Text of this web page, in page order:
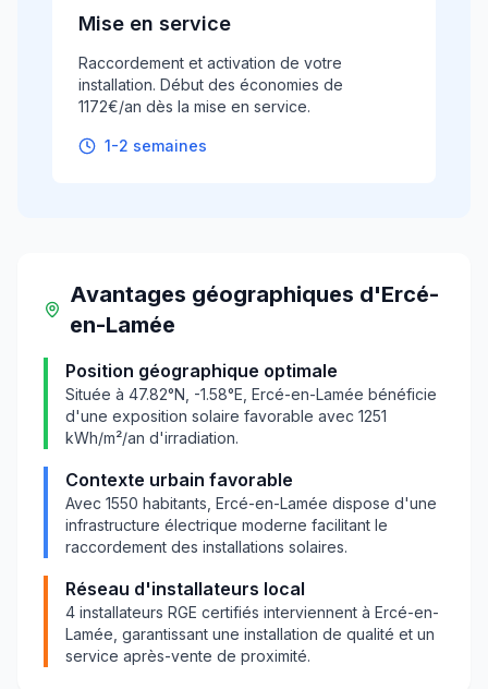
Mise en service
Raccordement et activation de votre
installation. Début des économies de
1172€/an dès la mise en service.
1-2 semaines
Avantages géographiques d'Ercé-
en-Lamée
Position géographique optimale
Située à 47.82°N, -1.58°E, Ercé-en-Lamée bénéficie
d'une exposition solaire favorable avec 1251
kWh/m²/an d'irradiation.
Contexte urbain favorable
Avec 1550 habitants, Ercé-en-Lamée dispose d'une
infrastructure électrique moderne facilitant le
raccordement des installations solaires.
Réseau d'installateurs local
4 installateurs RGE certifiés interviennent à Ercé-en-
Lamée , garantissant une installation de qualité et un
service après-vente de proximité.